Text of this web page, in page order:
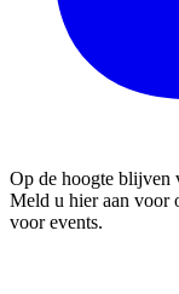
Op de hoogte blijven
Meld u hier aan voor
voor events.